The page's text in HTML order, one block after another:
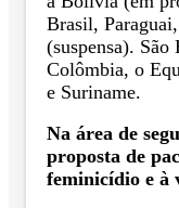
Brasil,
(suspensa). São
Colômbia, o
e Suriname.
Na área de
proposta de
feminicídio e à